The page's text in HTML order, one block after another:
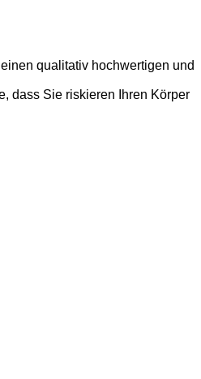
qualitativ hochwertigen und
dass Sie riskieren Ihren Körper